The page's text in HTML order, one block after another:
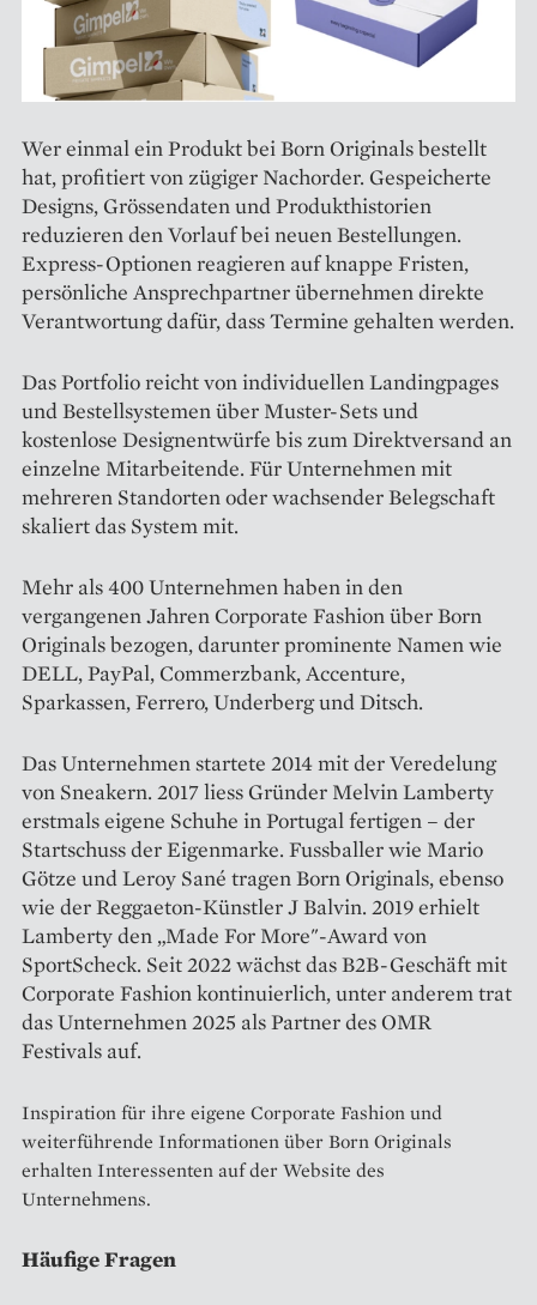
Wer einmal ein Produkt bei Born Originals bestellt
hat, profitiert von zügiger Nachorder. Gespeicherte
Designs, Grössendaten und Produkthistorien
reduzieren den Vorlauf bei neuen Bestellungen.
Express-Optionen reagieren auf knappe Fristen,
persönliche Ansprechpartner übernehmen direkte
Verantwortung dafür, dass Termine gehalten werden.
Das Portfolio reicht von individuellen Landingpages
und Bestellsystemen über Muster-Sets und
kostenlose Designentwürfe bis zum Direktversand an
einzelne Mitarbeitende. Für Unternehmen mit
mehreren Standorten oder wachsender Belegschaft
skaliert das System mit.
Mehr als 400 Unternehmen haben in den
vergangenen Jahren Corporate Fashion über Born
Originals bezogen, darunter prominente Namen wie
DELL, PayPal, Commerzbank, Accenture,
Sparkassen, Ferrero, Underberg und Ditsch.
Das Unternehmen startete 2014 mit der Veredelung
von Sneakern. 2017 liess Gründer Melvin Lamberty
erstmals eigene Schuhe in Portugal fertigen – der
Startschuss der Eigenmarke. Fussballer wie Mario
Götze und Leroy Sané tragen Born Originals, ebenso
wie der Reggaeton-Künstler J Balvin. 2019 erhielt
Lamberty den „Made For More"-Award von
SportScheck. Seit 2022 wächst das B2B-Geschäft mit
Corporate Fashion kontinuierlich, unter anderem trat
das Unternehmen 2025 als Partner des OMR
Festivals auf.
Inspiration für ihre eigene Corporate Fashion und
weiterführende Informationen über Born Originals
erhalten Interessenten auf der Website des
Unternehmens.
Häufige Fragen